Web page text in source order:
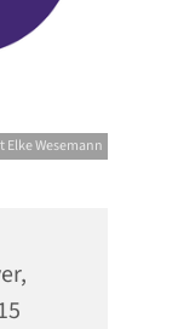
Wesemann